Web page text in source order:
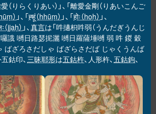
（りらくりあい）」、「離愛金剛（りあいこんご
） 」、「ह्हूं（hhūṃ） 」、「होः（hoḥ） 」、
（jjaḥ） 」、真言は「吽擿枳吽弱（うんだぎうんじ
賀囉誐 嚩日路瑟抳灑 嚩日羅薩埵嚩 弱 吽 鍐 穀
ばざろさだしゃ ばざらさだば じゃくうんば
鈷印、三昧耶形は五鈷杵、人形杵、五鈷鉤、